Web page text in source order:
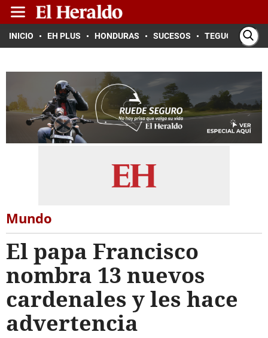
INICIO EH PLUS HONDURAS SUCESOS TEGUCIGALPA
Mundo
El papa Francisco
nombra 13 nuevos
cardenales y les hace
advertencia